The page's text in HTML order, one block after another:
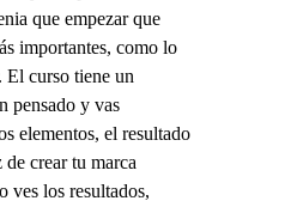
que empezar que
importantes, como lo
El curso tiene un
pensado y vas
elementos, el resultado
de crear tu marca
ves los resultados,